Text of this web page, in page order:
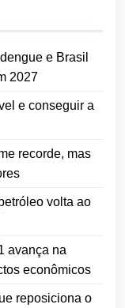
e Brasil
2027
e conseguir a
recorde, mas
volta ao
avança na
econômicos
reposiciona o